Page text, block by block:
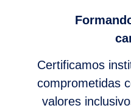
Certificamos
comprometidas
valores